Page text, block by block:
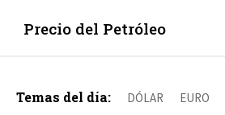
Precio del Petróleo
Temas del día: DÓLAR EURO